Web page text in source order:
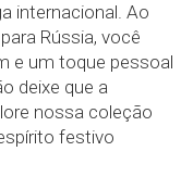
internacional. Ao
Rússia, você
e um toque pessoal
deixe que a
nossa coleção
festivo